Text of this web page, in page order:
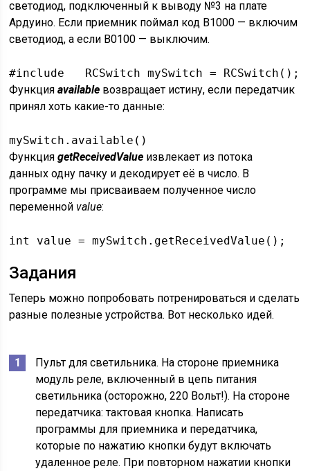
светодиод, подключенный к выводу №3 на плате
Ардуино. Если приемник поймал код B1000 — включим
светодиод, а если B0100 — выключим.
#include   RCSwitch mySwitch =
Функцияavailable возвращает истину, если передатчик
принял хоть какие-то данные:
mySwitch.available()
ФункцияgetReceivedValue извлекает из потока
данных одну пачку и декодирует её в число. В
программе мы присваиваем полученное число
переменной value:
int value = mySwitch.getReceivedValue();
Задания
Теперь можно попробовать потренироваться и сделать
разные полезные устройства. Вот несколько идей.
Пульт для светильника. На стороне приемника
модуль реле, включенный в цепь питания
светильника (осторожно, 220 Вольт!). На стороне
передатчика: тактовая кнопка. Написать
программы для приемника и передатчика,
которые по нажатию кнопки будут включать
удаленное реле. При повторном нажатии кнопки